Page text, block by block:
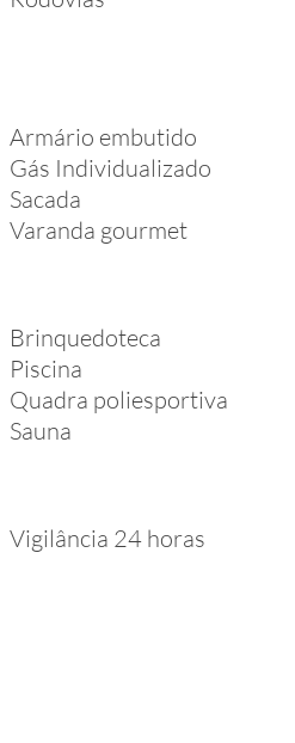
Armário embutido
Gás Individualizado
Sacada
Varanda gourmet
Brinquedoteca
Piscina
Quadra poliesportiva
Sauna
Vigilância 24 horas